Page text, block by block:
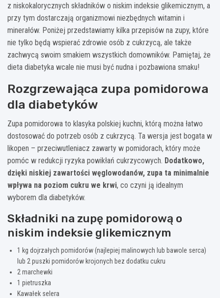
z niskokalorycznych składników o niskim indeksie glikemicznym, a
przy tym dostarczają organizmowi niezbędnych witamin i
minerałów. Poniżej przedstawiamy kilka przepisów na zupy, które
nie tylko będą wspierać zdrowie osób z cukrzycą, ale także
zachwycą swoim smakiem wszystkich domowników. Pamiętaj, że
dieta diabetyka wcale nie musi być nudna i pozbawiona smaku!
Rozgrzewająca zupa pomidorowa
dla diabetyków
Zupa pomidorowa to klasyka polskiej kuchni, którą można łatwo
dostosować do potrzeb osób z cukrzycą. Ta wersja jest bogata w
likopen – przeciwutleniacz zawarty w pomidorach, który może
pomóc w redukcji ryzyka powikłań cukrzycowych. Dodatkowo,
dzięki niskiej zawartości węglowodanów, zupa ta minimalnie
wpływa na poziom cukru we krwi, co czyni ją idealnym
wyborem dla diabetyków.
Składniki na zupę pomidorową o
niskim indeksie glikemicznym
1 kg dojrzałych pomidorów (najlepiej malinowych lub bawole serca)
lub 2 puszki pomidorów krojonych bez dodatku cukru
2 marchewki
1 pietruszka
Kawałek selera